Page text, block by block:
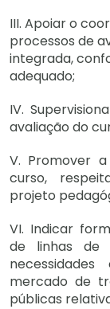
III. Apoiar o
processos de
integrada,
adequado;
IV.
avaliação do
V. Promover
curso,
projeto
VI. Indicar
de linhas de
mercado de
públicas